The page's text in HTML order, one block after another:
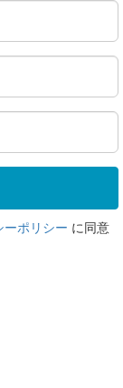
ーポリシー に同意